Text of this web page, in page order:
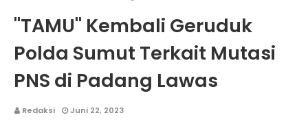
"TAMU" Kembali Geruduk
Polda Sumut Terkait Mutasi
PNS di Padang Lawas
Redaksi Juni 22, 2023